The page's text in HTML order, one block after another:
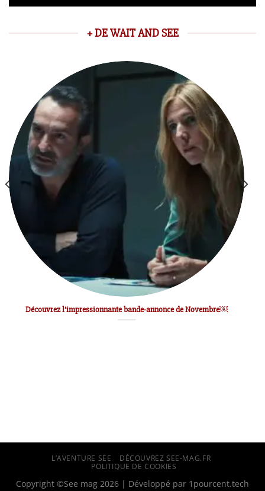
+ DE WAIT AND SEE
Découvrez l’impressionnante bande-annonce de Novembre￼
L’AVENTURE SEE
DÉCOUVREZ SEE-MAG.FR
POLITIQUE DE COOKIES
Copyright ©See mag 2026 | Développé par 1pourcent.tech